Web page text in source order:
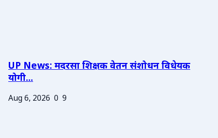
UP News: मदरसा शिक्षक वेतन संशोधन विधेयक
योगी...
Aug 6, 2026 0 9